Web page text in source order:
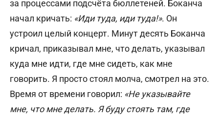
за процессами подсчёта бюллетеней. Боканча
начал кричать: «Иди туда, иди туда!». Он
устроил целый концерт. Минут десять Боканча
кричал, приказывал мне, что делать, указывал
куда мне идти, где мне сидеть, как мне
говорить. Я просто стоял молча, смотрел на это.
Время от времени говорил: «Не указывайте
мне, что мне делать. Я буду стоять там, где